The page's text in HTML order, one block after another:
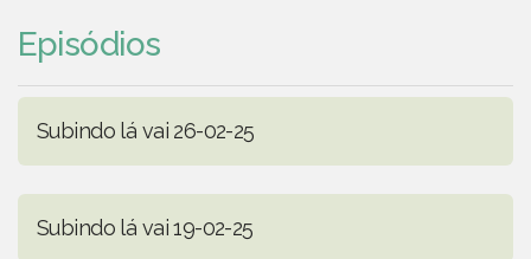
Episódios
Subindo lá vai 26-02-25
Subindo lá vai 19-02-25